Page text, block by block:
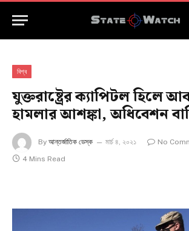
বিশ্ব
যুক্তরাষ্ট্রের ক্যাপিটল হিলে
হামলার আশঙ্কা, অধিবেশন
By আন্তর্জাতিক ডেস্ক মার্চ ৪, ২০২১
No
4 Mins Read